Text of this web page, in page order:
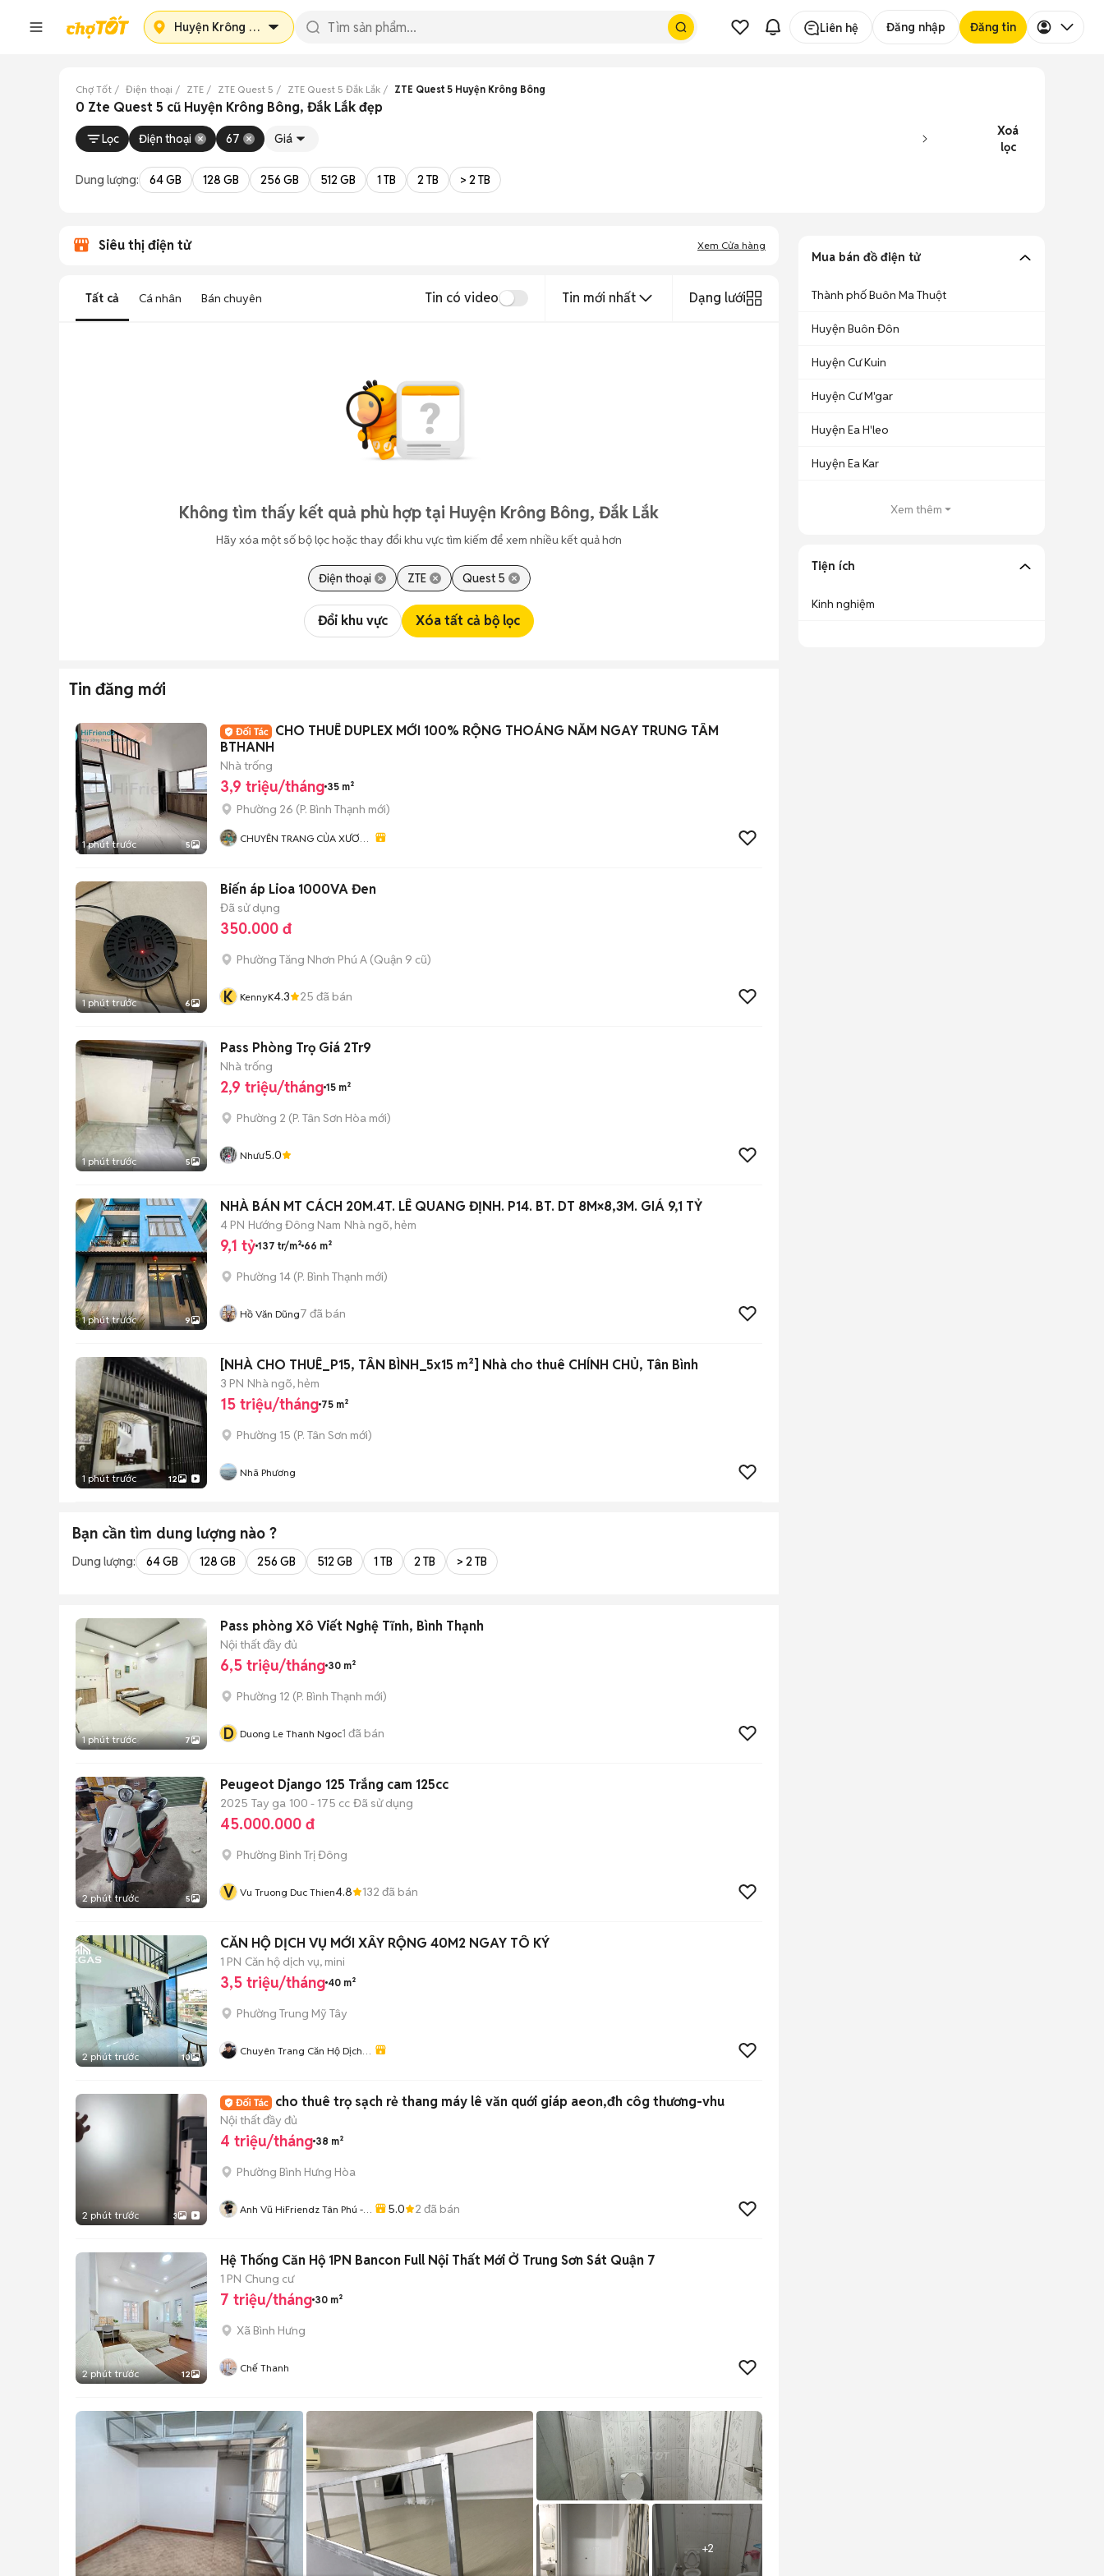
Huyện Krông Bông Liên hệ Đăng nhập Đăng tin
Chợ Tốt Điện thoại ZTE ZTE Quest 5 ZTE Quest 5 Đắk Lắk ZTE Quest 5 Huyện Krông Bông
0 Zte Quest 5 cũ Huyện Krông Bông, Đắk Lắk đẹp
Lọc Điện thoại 67 Giá
Xoá
lọc
Dung lượng: 64 GB 128 GB 256 GB 512 GB 1 TB 2 TB > 2 TB
Siêu thị điện tử Xem Cửa hàng
Tất cả Cá nhân Bán chuyên Tin có video Tin mới nhất Dạng lưới
Không tìm thấy kết quả phù hợp tại Huyện Krông Bông, Đắk Lắk
Hãy xóa một số bộ lọc hoặc thay đổi khu vực tìm kiếm để xem nhiều kết quả hơn
Điện thoại ZTE Quest 5
Đổi khu vực Xóa tất cả bộ lọc
Tin đăng mới
1 phút trước 5
CHO THUÊ DUPLEX MỚI 100% RỘNG THOÁNG NẰM NGAY TRUNG TÂM
BTHANH
Nhà trống
3,9 triệu/tháng 35 m²
Phường 26 (P. Bình Thạnh mới)
CHUYÊN TRANG CỦA XƯƠNG
1 phút trước 6
Biến áp Lioa 1000VA Đen
Đã sử dụng
350.000 đ
Phường Tăng Nhơn Phú A (Quận 9 cũ)
K KennyK4.3 25 đã bán
1 phút trước 5
Pass Phòng Trọ Giá 2Tr9
Nhà trống
2,9 triệu/tháng 15 m²
Phường 2 (P. Tân Sơn Hòa mới)
Nhưư5.0
1 phút trước 9
NHÀ BÁN MT CÁCH 20M.4T. LÊ QUANG ĐỊNH. P14. BT. DT 8M×8,3M. GIÁ 9,1 TỶ
4 PN Hướng Đông Nam Nhà ngõ, hẻm
9,1 tỷ 137 tr/m² 66 m²
Phường 14 (P. Bình Thạnh mới)
Hồ Văn Dũng7 đã bán
1 phút trước 12
[NHÀ CHO THUÊ_P15, TÂN BÌNH_5x15 m²] Nhà cho thuê CHÍNH CHỦ, Tân Bình
3 PN Nhà ngõ, hẻm
15 triệu/tháng 75 m²
Phường 15 (P. Tân Sơn mới)
Nhã Phương
Bạn cần tìm dung lượng nào ?
Dung lượng: 64 GB 128 GB 256 GB 512 GB 1 TB 2 TB > 2 TB
1 phút trước 7
Pass phòng Xô Viết Nghệ Tĩnh, Bình Thạnh
Nội thất đầy đủ
6,5 triệu/tháng 30 m²
Phường 12 (P. Bình Thạnh mới)
D Duong Le Thanh Ngoc1 đã bán
2 phút trước 5
Peugeot Django 125 Trắng cam 125cc
2025 Tay ga 100 - 175 cc Đã sử dụng
45.000.000 đ
Phường Bình Trị Đông
V Vu Truong Duc Thien4.8 132 đã bán
2 phút trước 10
CĂN HỘ DỊCH VỤ MỚI XÂY RỘNG 40M2 NGAY TÔ KÝ
1 PN Căn hộ dịch vụ, mini
3,5 triệu/tháng 40 m²
Phường Trung Mỹ Tây
Chuyên Trang Căn Hộ Dịch
2 phút trước 3
cho thuê trọ sạch rẻ thang máy lê văn quới giáp aeon,đh côg thương-vhu
Nội thất đầy đủ
4 triệu/tháng 38 m²
Phường Bình Hưng Hòa
Anh Vũ HiFriendz Tân Phú -
5.0 2 đã bán
2 phút trước 12
Hệ Thống Căn Hộ 1PN Bancon Full Nội Thất Mới Ở Trung Sơn Sát Quận 7
1 PN Chung cư
7 triệu/tháng 30 m²
Xã Bình Hưng
Chế Thanh
+2
Mua bán đồ điện tử
Thành phố Buôn Ma Thuột
Huyện Buôn Đôn
Huyện Cư Kuin
Huyện Cư M'gar
Huyện Ea H'leo
Huyện Ea Kar
Xem thêm
Tiện ích
Kinh nghiệm